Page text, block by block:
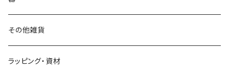
フルーツケーキ
和フィナンシェ
かぶせ茶
深蒸し茶
紅花
その他雑貨
ラッピング・資材